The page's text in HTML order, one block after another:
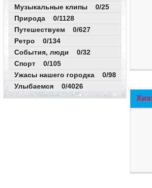
Музыкальные клипы 0/25
Природа 0/1128
Путешествуем 0/627
Ретро 0/134
События, люди 0/32
Спорт 0/105
Ужасы нашего городка 0/98
Улыбаемся 0/4026